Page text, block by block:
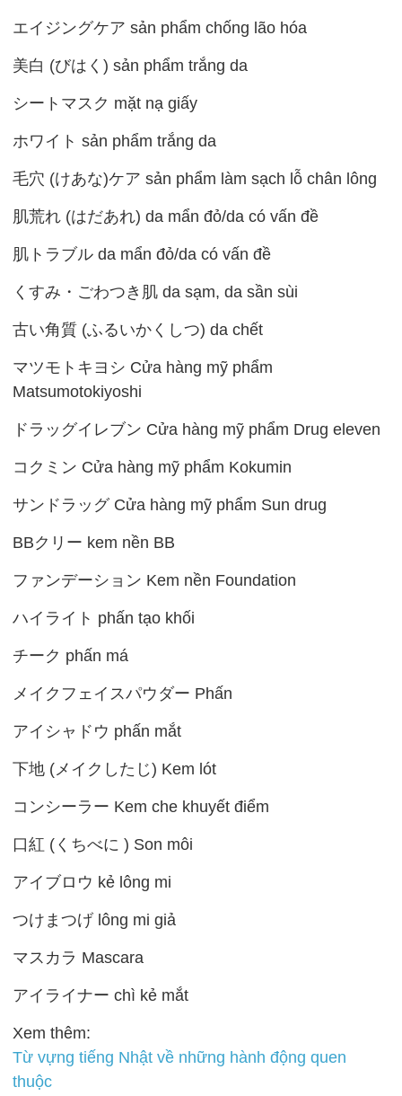
エイジングケア sản phẩm chống lão hóa
美白 (びはく) sản phẩm trắng da
シートマスク mặt nạ giấy
ホワイト sản phẩm trắng da
毛穴 (けあな)ケア sản phẩm làm sạch lỗ chân lông
肌荒れ (はだあれ) da mẩn đỏ/da có vấn đề
肌トラブル da mẩn đỏ/da có vấn đề
くすみ・ごわつき肌 da sạm, da sần sùi
古い角質 (ふるいかくしつ) da chết
マツモトキヨシ Cửa hàng mỹ phẩm
Matsumotokiyoshi
ドラッグイレブン Cửa hàng mỹ phẩm Drug eleven
コクミン Cửa hàng mỹ phẩm Kokumin
サンドラッグ Cửa hàng mỹ phẩm Sun drug
BBクリー kem nền BB
ファンデーション Kem nền Foundation
ハイライト phấn tạo khối
チーク phấn má
メイクフェイスパウダー Phấn
アイシャドウ phấn mắt
下地 (メイクしたじ) Kem lót
コンシーラー Kem che khuyết điểm
口紅 (くちべに ) Son môi
アイブロウ kẻ lông mi
つけまつげ lông mi giả
マスカラ Mascara
アイライナー chì kẻ mắt
Xem thêm:
Từ vựng tiếng Nhật về những hành động quen
thuộc